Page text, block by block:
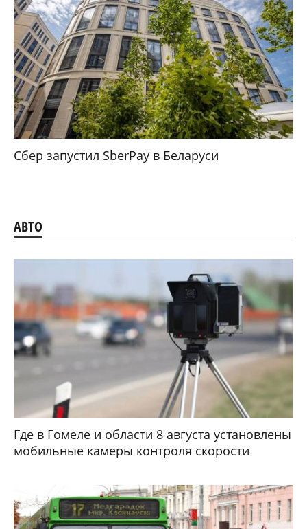
Сбер запустил SberPay в Беларуси
АВТО
Где в Гомеле и области 8 августа установлены
мобильные камеры контроля скорости